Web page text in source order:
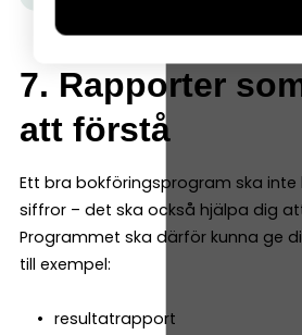
7. Rapporter
att förstå
Ett bra bokföringsprogram ska
siffror – det ska också hjälpa dig
Programmet ska därför kunna ge
till exempel:
resultatrapport